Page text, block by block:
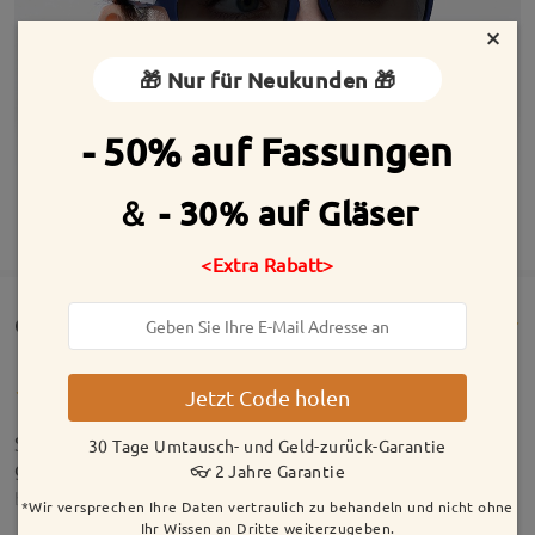
MEHR ANZEIGEN
Customer Reviews(47)
Super Sonnenbrille, mein Mann trägst sie sehr
gerne.
by Gaetana Benk on Jun 22 , 2026
×
🎁 Nur für Neukunden 🎁
- 50% auf Fassungen
＆ - 30% auf Gläser
<Extra Rabatt>
Jetzt Code holen
30 Tage Umtausch- und Geld-zurück-Garantie
👓 2 Jahre Garantie
*Wir versprechen Ihre Daten vertraulich zu behandeln und nicht ohne
Ihr Wissen an Dritte weiterzugeben.